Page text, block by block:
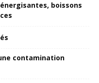
boissons
contamination